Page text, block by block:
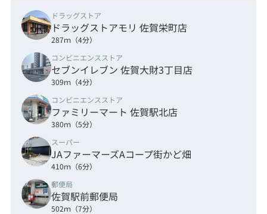
ドラッグストア
ドラッグストアモリ 佐賀栄町店
287ｍ（4分）
コンビニエンスストア
セブンイレブン 佐賀大財3丁目店
309ｍ（4分）
コンビニエンスストア
ファミリーマート 佐賀駅北店
380ｍ（5分）
スーパー
JAファーマーズAコープ街かど畑
410ｍ（6分）
郵便局
佐賀駅前郵便局
502ｍ（7分）